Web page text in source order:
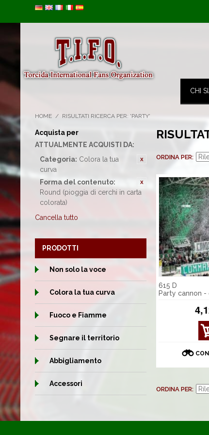
CHI
HOME / RISULTATI RICERCA PER: 'PARTY'
Acquista per
ATTUALMENTE ACQUISTI DA:
Categoria: Colora la tua
curva
Forma del contenuto:
Round (pioggia di cerchi in carta
colorata)
Cancella tutto
ORDINA PER
615 D
Party cannon -
I
ORDINA PER
PRODOTTI
Non solo la voce
Colora la tua curva
Fuoco e Fiamme
Segnare il territorio
Abbigliamento
Accessori